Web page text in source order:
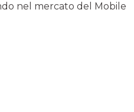
nel mercato del Mobile